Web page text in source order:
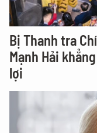
Bị Thanh tra
Mạnh Hải
lợi